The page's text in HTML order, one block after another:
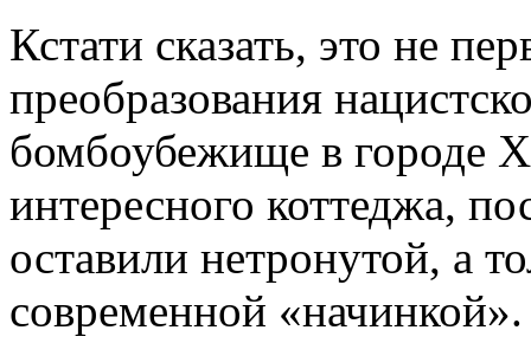
Кстати сказать, это не
преобразования
бомбоубежище в городе
интересного коттеджа,
оставили нетронутой, а
современной «начинкой».